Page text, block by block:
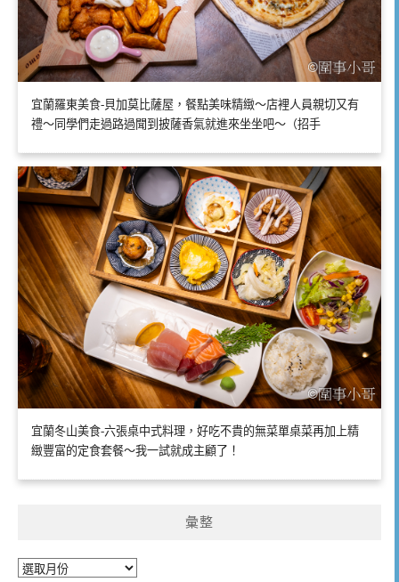
宜蘭羅東美食-貝加莫比薩屋，餐點美味精緻～店裡人員親切又有
禮～同學們走過路過聞到披薩香氣就進來坐坐吧～（招手
宜蘭冬山美食-六張桌中式料理，好吃不貴的無菜單桌菜再加上精
緻豐富的定食套餐～我一試就成主顧了！
彙整
彙